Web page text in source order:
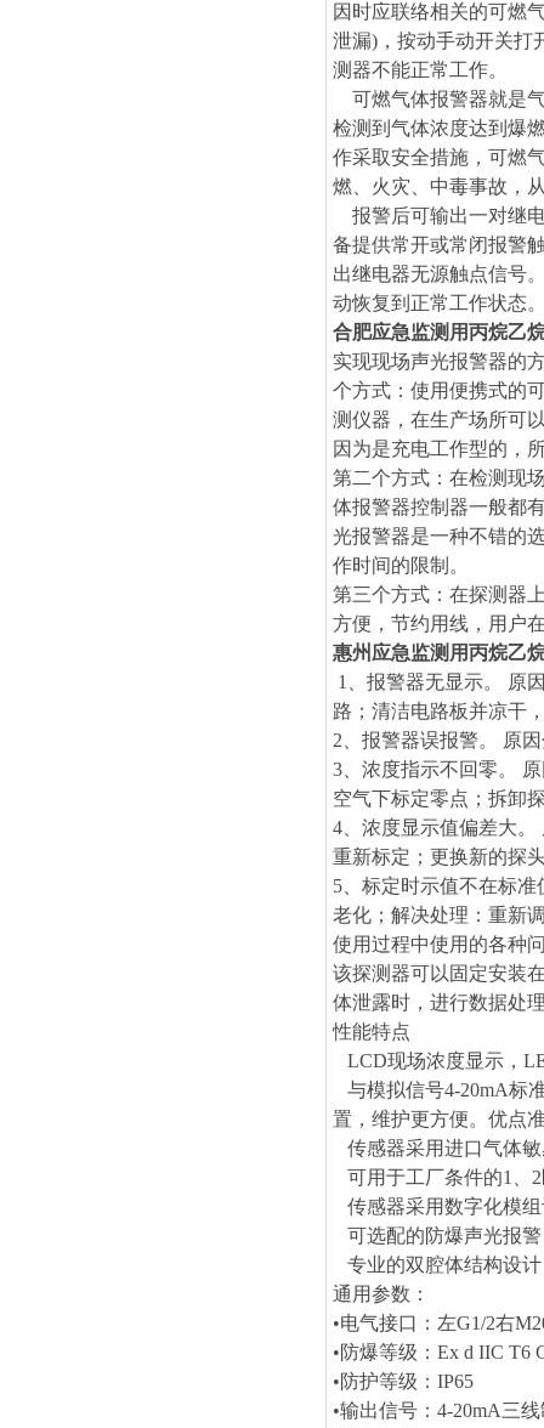
因时应联络相关的可燃
泄漏)，按动手动开关打
测器不能正常工作。
可燃气体报警器就是
检测到气体浓度达到爆
作采取安全措施，可燃
燃、火灾、中毒事故，
报警后可输出一对继
备提供常开或常闭报警
出继电器无源触点信号
动恢复到正常工作状态
合肥应急监测用丙烷乙
实现现场声光报警器的
个方式：使用便携式的
测仪器，在生产场所可
因为是充电工作型的，
第二个方式：在检测现
体报警器控制器一般都
光报警器是一种不错的
作时间的限制。
第三个方式：在探测器
方便，节约用线，用户
惠州应急监测用丙烷乙
1、报警器无显示。 原
路；清洁电路板并凉干
2、报警器误报警。 原
3、浓度指示不回零。
空气下标定零点；拆卸
4、浓度显示值偏差大
重新标定；更换新的探
5、标定时示值不在标
老化；解决处理：重新
使用过程中使用的各种
该探测器可以固定安装
体泄露时，进行数据处
性能特点
LCD现场浓度显示，
与模拟信号4-20mA标
置，维护更方便。优点
传感器采用进口气体
可用于工厂条件的1、
传感器采用数字化模
可选配的防爆声光报
专业的双腔体结构设
通用参数：
•电气接口：左G1/2右
•防爆等级：Ex d IIC T6
•防护等级：IP65
•输出信号：4-20mA三